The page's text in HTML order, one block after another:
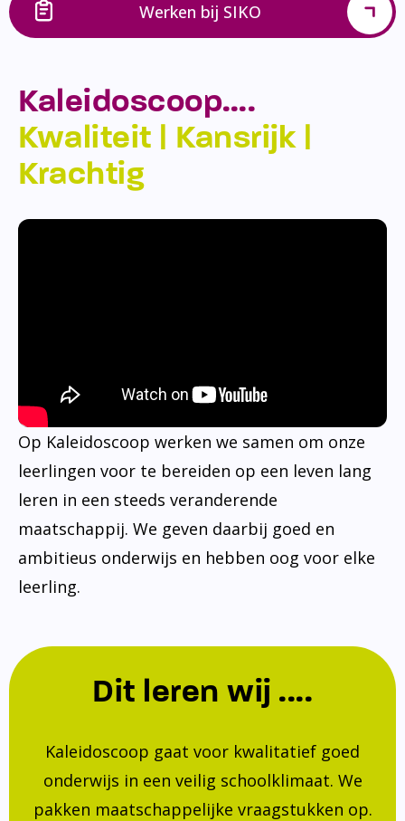
Werken bij SIKO
Kaleidoscoop….
Kwaliteit | Kansrijk |
Krachtig
Op Kaleidoscoop werken we samen om onze
leerlingen voor te bereiden op een leven lang
leren in een steeds veranderende
maatschappij. We geven daarbij goed en
ambitieus onderwijs en hebben oog voor elke
leerling.
Dit leren wij ....
Kaleidoscoop gaat voor kwalitatief goed
onderwijs in een veilig schoolklimaat. We
pakken maatschappelijke vraagstukken op.